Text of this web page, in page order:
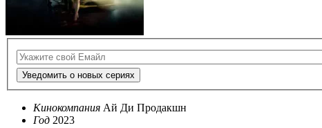
Уведомить о новых сериях
Кинокомпания Ай Ди Продакшн
Год 2023